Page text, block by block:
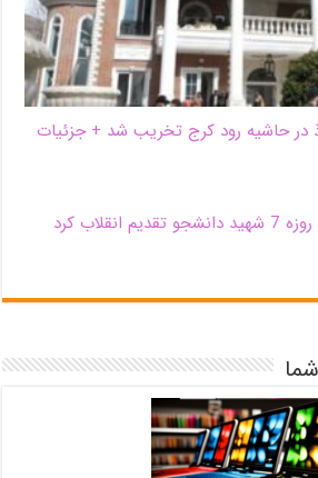
در حاشیه‌ رود کرج تخریب شد + جزئیات